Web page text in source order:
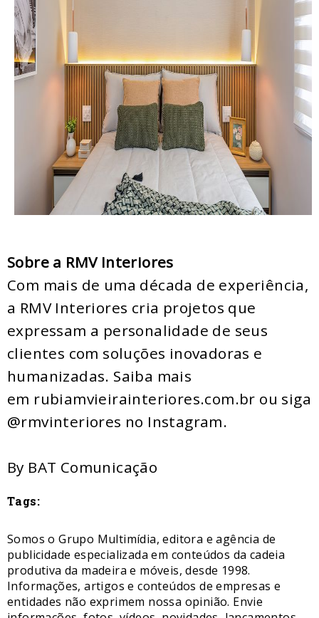
Sobre a RMV Interiores
Com mais de uma década de experiência,
a RMV Interiores cria projetos que
expressam a personalidade de seus
clientes com soluções inovadoras e
humanizadas. Saiba mais
em rubiamvieirainteriores.com.br ou siga
@rmvinteriores no Instagram.
By BAT Comunicação
Tags:
Somos o Grupo Multimídia, editora e agência de
publicidade especializada em conteúdos da cadeia
produtiva da madeira e móveis, desde 1998.
Informações, artigos e conteúdos de empresas e
entidades não exprimem nossa opinião. Envie